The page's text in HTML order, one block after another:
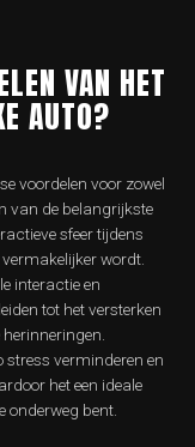
VAN HET
AUTO?
voordelen voor zowel
van de belangrijkste
sfeer tijdens
wordt.
interactie en
tot het versterken
stress verminderen en
het een ideale
onderweg bent.